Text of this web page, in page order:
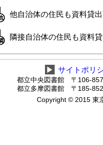
他自治体の住民も資料貸
隣接自治体の住民も資料
▶ サイトポリ
都立中央図書館 〒106-
都立多摩図書館 〒185-
Copyright © 2015 東